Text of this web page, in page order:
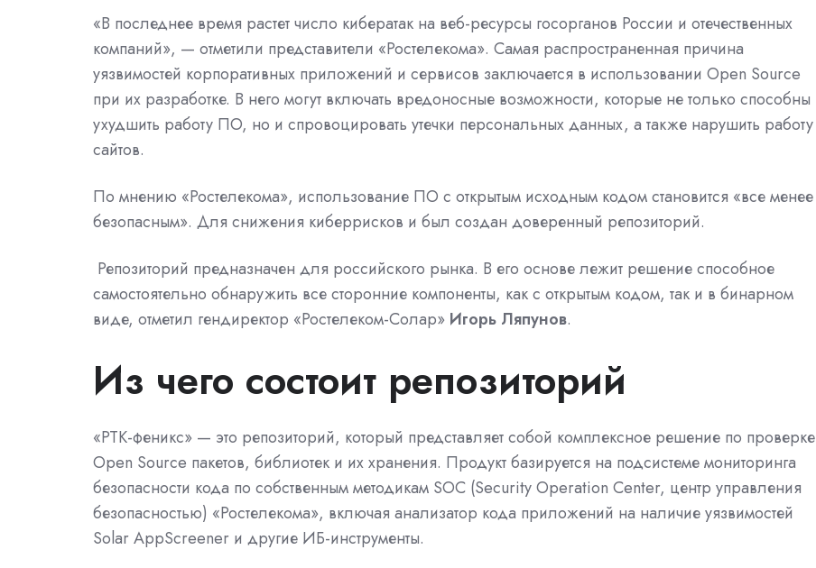
«В последнее время растет число кибератак на веб-ресурсы госорганов России и отечественных
компаний», — отметили представители «Ростелекома». Самая распространенная причина
уязвимостей корпоративных приложений и сервисов заключается в использовании Open Source
при их разработке. В него могут включать вредоносные возможности, которые не только способны
ухудшить работу ПО, но и спровоцировать утечки персональных данных, а также нарушить работу
сайтов.
По мнению «Ростелекома», использование ПО с открытым исходным кодом становится «все менее
безопасным». Для снижения киберрисков и был создан доверенный репозиторий.
Репозиторий предназначен для российского рынка. В его основе лежит решение способное
самостоятельно обнаружить все сторонние компоненты, как с открытым кодом, так и в бинарном
виде, отметил гендиректор «Ростелеком-Солар» Игорь Ляпунов.
Из чего состоит репозиторий
«РТК-феникс» — это репозиторий, который представляет собой комплексное решение по проверке
Open Source пакетов, библиотек и их хранения. Продукт базируется на подсистеме мониторинга
безопасности кода по собственным методикам SOC (Security Operation Center, центр управления
безопасностью) «Ростелекома», включая анализатор кода приложений на наличие уязвимостей
Solar AppScreener и другие ИБ-инструменты.